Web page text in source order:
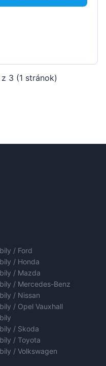
3 (1 stránok)
/ Ford
/ Honda
/ Mazda
/ Mercedes-Benz
/ Nissan
/ Opel Vauxhall
/ Skoda
/ Toyota
/ Volkswagen